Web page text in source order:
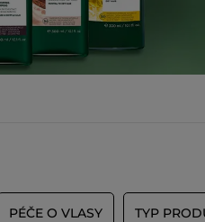
PÉČE O VLASY TYP